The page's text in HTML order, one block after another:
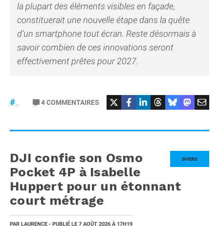
la plupart des éléments visibles en façade,
constituerait une nouvelle étape dans la quête
d’un smartphone tout écran. Reste désormais à
savoir combien de ces innovations seront
effectivement prêtes pour 2027.
4COMMENTAIRES
DIVERS
DJI confie son Osmo
Pocket 4P à Isabelle
Huppert pour un étonnant
court métrage
PAR LAURENCE - PUBLIÉ LE 7 AOÛT 2026 À 17H19